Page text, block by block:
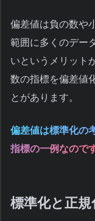
偏差値は負の数や
範囲に多くのデー
いというメリット
数の指標を偏差値
とがあります。
偏差値は標準化の
指標の一例なので
標準化と正